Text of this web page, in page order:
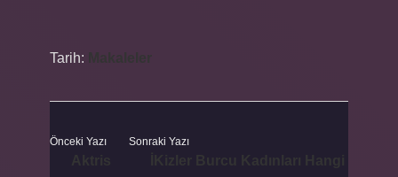
Tarih:
Önceki Yazı Sonraki Yazı